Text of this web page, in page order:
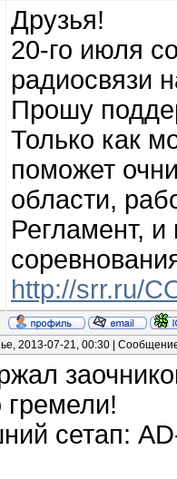
Друзья!
20-го июля
радиосвязи
Прошу
Только как
поможет
области,
Регламент,
http://srr.ru/
2013-07-21, 00:30 |
гремели!
сетап: